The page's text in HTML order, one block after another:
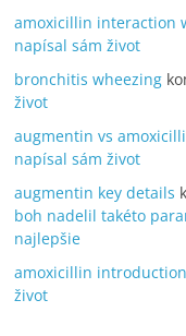
amoxicillin interaction
napísal sám život
bronchitis wheezing
život
augmentin vs
napísal sám život
augmentin key details
boh nadelil takéto
najlepšie
amoxicillin introduction
život